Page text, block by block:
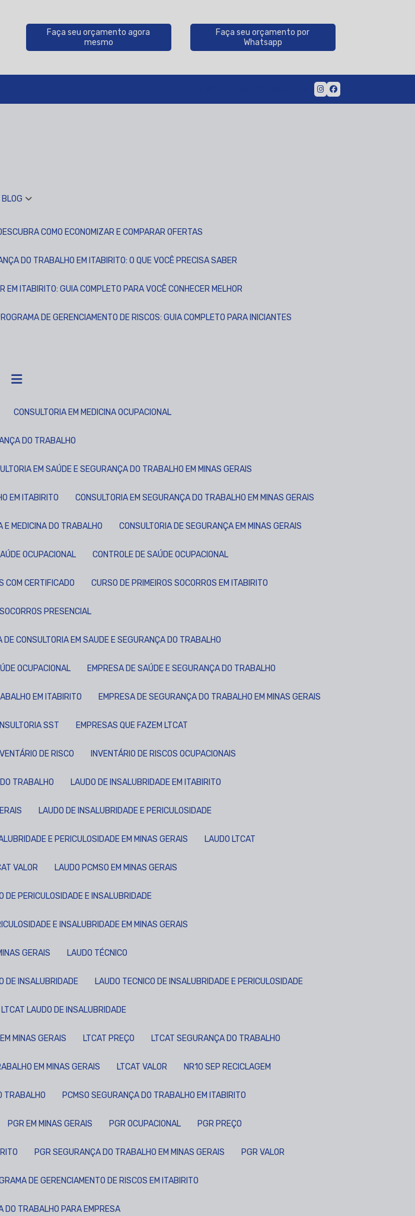
Faça seu orçamento agora
mesmo
Faça seu orçamento por
Whatsapp
BLOG
COMO ECONOMIZAR E COMPARAR OFERTAS
DO TRABALHO EM ITABIRITO: O QUE VOCÊ PRECISA SABER
EM ITABIRITO: GUIA COMPLETO PARA VOCÊ CONHECER MELHOR
PROGRAMA DE GERENCIAMENTO DE RISCOS: GUIA COMPLETO PARA INICIANTES
CONSULTORIA EM MEDICINA OCUPACIONAL
DO TRABALHO
EM SAÚDE E SEGURANÇA DO TRABALHO EM MINAS GERAIS
EM ITABIRITO CONSULTORIA EM SEGURANÇA DO TRABALHO EM MINAS GERAIS
E MEDICINA DO TRABALHO CONSULTORIA DE SEGURANÇA EM MINAS GERAIS
OCUPACIONAL CONTROLE DE SAÚDE OCUPACIONAL
COM CERTIFICADO CURSO DE PRIMEIROS SOCORROS EM ITABIRITO
PRESENCIAL
DE CONSULTORIA EM SAUDE E SEGURANÇA DO TRABALHO
OCUPACIONAL EMPRESA DE SAÚDE E SEGURANÇA DO TRABALHO
EM ITABIRITO EMPRESA DE SEGURANÇA DO TRABALHO EM MINAS GERAIS
SST EMPRESAS QUE FAZEM LTCAT
DE RISCO INVENTÁRIO DE RISCOS OCUPACIONAIS
TRABALHO LAUDO DE INSALUBRIDADE EM ITABIRITO
LAUDO DE INSALUBRIDADE E PERICULOSIDADE
E PERICULOSIDADE EM MINAS GERAIS LAUDO LTCAT
VALOR LAUDO PCMSO EM MINAS GERAIS
DE PERICULOSIDADE E INSALUBRIDADE
E INSALUBRIDADE EM MINAS GERAIS
GERAIS LAUDO TÉCNICO
DE INSALUBRIDADE LAUDO TECNICO DE INSALUBRIDADE E PERICULOSIDADE
LTCAT LAUDO DE INSALUBRIDADE
EM MINAS GERAIS LTCAT PREÇO LTCAT SEGURANÇA DO TRABALHO
EM MINAS GERAIS LTCAT VALOR NR10 SEP RECICLAGEM
TRABALHO PCMSO SEGURANÇA DO TRABALHO EM ITABIRITO
PGR EM MINAS GERAIS PGR OCUPACIONAL PGR PREÇO
PGR SEGURANÇA DO TRABALHO EM MINAS GERAIS PGR VALOR
DE GERENCIAMENTO DE RISCOS EM ITABIRITO
DO TRABALHO PARA EMPRESA